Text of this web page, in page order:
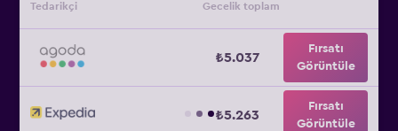
Tedarikçi Gecelik toplam
₺5.037
Fırsatı
Görüntüle
₺5.263
Fırsatı
Görüntüle